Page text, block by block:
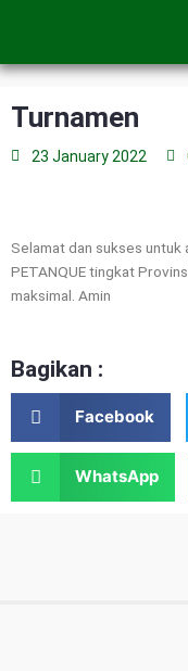
Turnamen
23 January 2022
Selamat dan sukses untuk
PETANQUE tingkat
maksimal. Amin
Bagikan :
Facebook
WhatsApp